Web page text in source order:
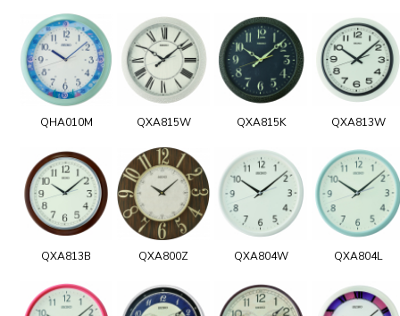
QHA010M QXA815W QXA815K QXA813W
QXA813B QXA800Z QXA804W QXA804L